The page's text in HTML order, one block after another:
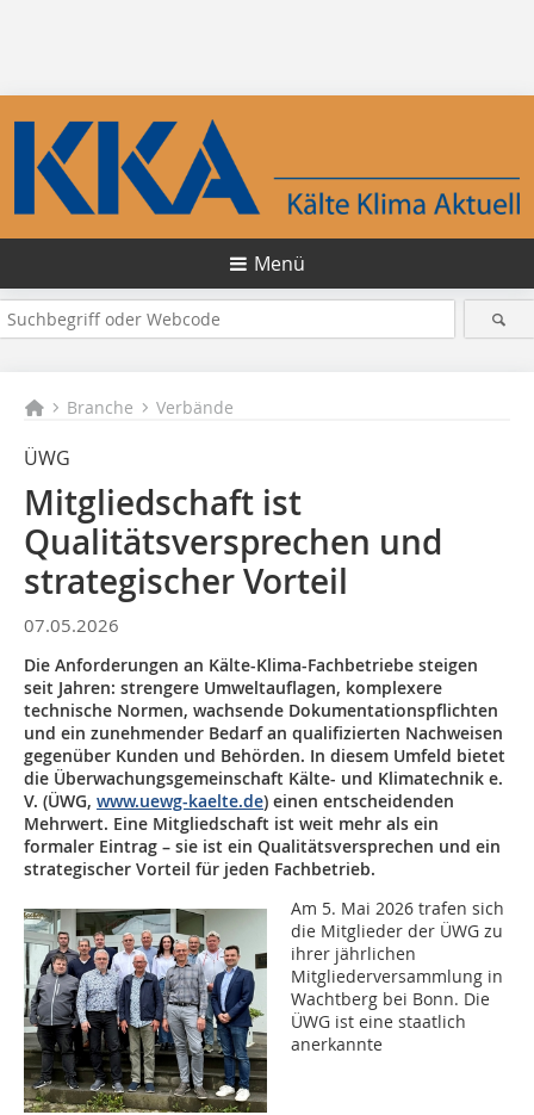
Menü
Branche Verbände
ÜWG
Mitgliedschaft ist
Qualitätsversprechen und
strategischer Vorteil
07.05.2026
Die Anforderungen an Kälte-Klima-Fachbetriebe steigen
seit Jahren: strengere Umweltauflagen, komplexere
technische Normen, wachsende Dokumentationspflichten
und ein zunehmender Bedarf an qualifizierten Nachweisen
gegenüber Kunden und Behörden. In diesem Umfeld bietet
die Überwachungsgemeinschaft Kälte- und Klimatechnik e.
V. (ÜWG, www.uewg-kaelte.de) einen entscheidenden
Mehrwert. Eine Mitgliedschaft ist weit mehr als ein
formaler Eintrag – sie ist ein Qualitätsversprechen und ein
strategischer Vorteil für jeden Fachbetrieb.
Am 5. Mai 2026 trafen sich
die Mitglieder der ÜWG zu
ihrer jährlichen
Mitgliederversammlung in
Wachtberg bei Bonn. Die
ÜWG ist eine staatlich
anerkannte